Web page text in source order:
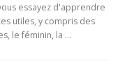
essayez d'apprendre
utiles, y compris des
le féminin, la …